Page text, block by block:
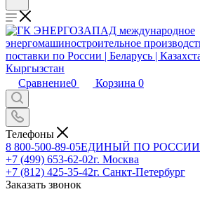
Сравнение0 Корзина 0
Телефоны
8 800-500-89-05ЕДИНЫЙ ПО РОССИИ
+7 (499) 653-62-02г. Москва
+7 (812) 425-35-42г. Санкт-Петербург
Заказать звонок